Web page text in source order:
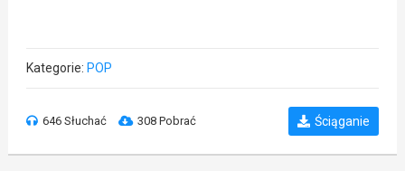
Kategorie: POP
646 Słuchać 308 Pobrać Ściąganie